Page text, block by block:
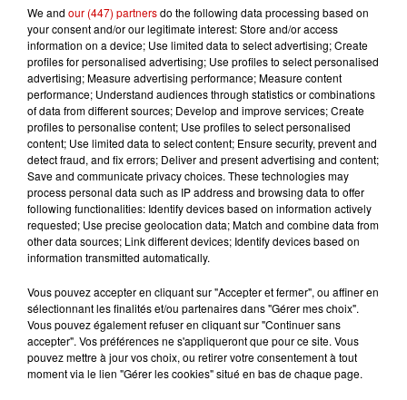
Réservation conseillée (places
limitées).
Infos
Voir plus
6 août 2026
Un homme décède après une
noyade dans le Finistère
6 août 2026
Vendre un chiot en animalerie
6 août 2026
Invasion de physalies sur des
We and our (447) partnersdo the following data processing based on
your consent and/or our legitimate interest: Store and/or access
information on a device; Use limited data to select advertising; Create
profiles for personalised advertising; Use profiles to select personalised
advertising; Measure advertising performance; Measure content
performance; Understand audiences through statistics or combinations
of data from different sources; Develop and improve services; Create
profiles to personalise content; Use profiles to select personalised
content; Use limited data to select content; Ensure security, prevent and
detect fraud, and fix errors; Deliver and present advertising and content;
Save and communicate privacy choices. These technologies may
process personal data such as IP address and browsing data to offer
following functionalities: Identify devices based on information actively
requested; Use precise geolocation data; Match and combine data from
other data sources; Link different devices; Identify devices based on
information transmitted automatically.
Vous pouvez accepter en cliquant sur "Accepter et fermer", ou affiner en
sélectionnant les finalités et/ou partenaires dans "Gérer mes choix".
Vous pouvez également refuser en cliquant sur "Continuer sans
accepter". Vos préférences ne s'appliqueront que pour ce site. Vous
pouvez mettre à jour vos choix, ou retirer votre consentement à tout
moment via le lien "Gérer les cookies" situé en bas de chaque page.